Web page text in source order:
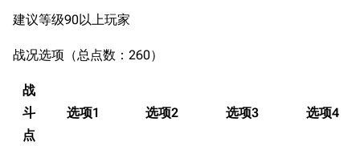
建议等级90以上玩家
战况选项（总点数：260）
战
斗
点
选项1 选项2 选项3 选项4